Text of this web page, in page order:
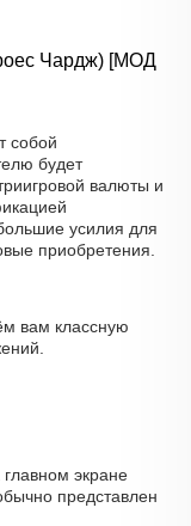
Чардж) [МОД
собой
будет
валюты и
усилия для
приобретения.
вам классную
экране
представлен